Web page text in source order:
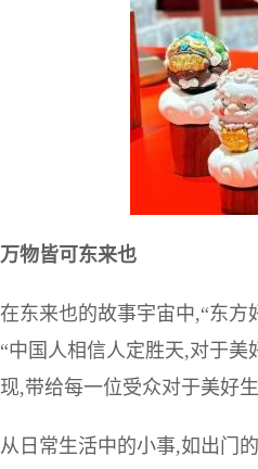
万物皆可东来也
在东来也的故事宇宙中,“东
“中国人相信人定胜天,对于
现,带给每一位受众对于美好
从日常生活中的小事,如出门